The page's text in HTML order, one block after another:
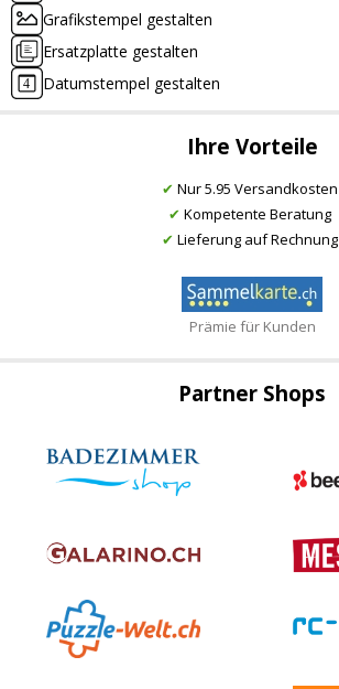
Grafikstempel gestalten
Ersatzplatte gestalten
Datumstempel gestalten
Ihre Vorteile
✔ Nur 5.95 Versandkosten
✔ Kompetente Beratung
✔ Lieferung auf Rechnung
Prämie für Kunden
Partner Shops